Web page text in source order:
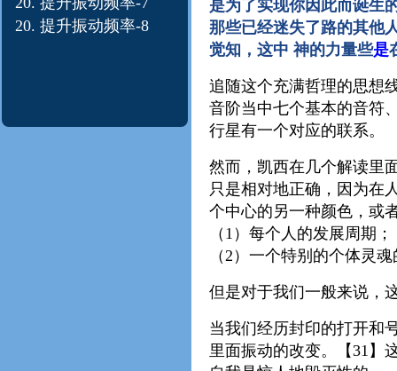
是为了实现你因此而诞生
那些已经迷失了路的其他
觉知，这中 神的力量些是
追随这个充满哲理的思想
音阶当中七个基本的音符
行星有一个对应的联系。
然而，凯西在几个解读里
只是相对地正确，因为在
个中心的另一种颜色，或
（1）每个人的发展周期；
（2）一个特别的个体灵
但是对于我们一般来说，
当我们经历封印的打开和
里面振动的改变。【31】
20. 提升振动频率-8